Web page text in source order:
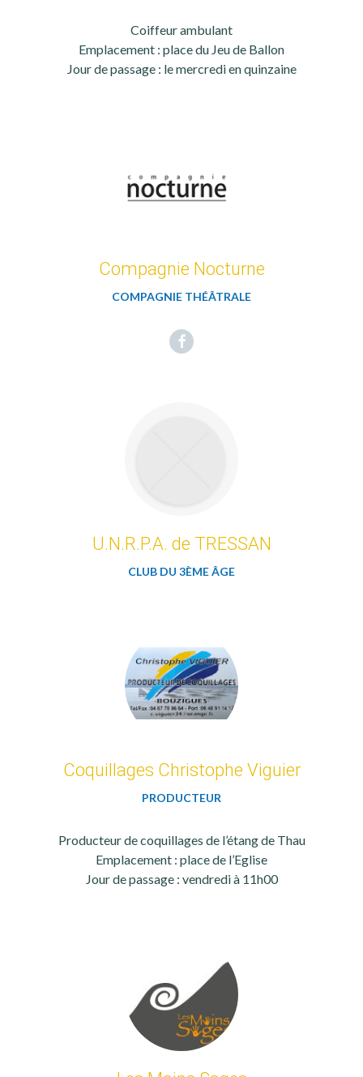
Coiffeur ambulant
Emplacement : place du Jeu de Ballon
Jour de passage : le mercredi en quinzaine
Compagnie Nocturne
COMPAGNIE THÉÂTRALE
Facebook
U.N.R.P.A. de TRESSAN
CLUB DU 3ÈME ÂGE
Coquillages Christophe Viguier
PRODUCTEUR
Producteur de coquillages de l’étang de Thau
Emplacement : place de l’Eglise
Jour de passage : vendredi à 11h00